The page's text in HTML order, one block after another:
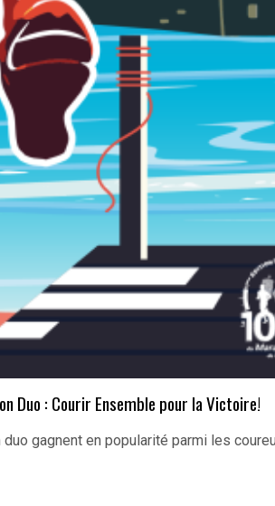
Duo : Courir Ensemble pour la Victoire!
duo gagnent en popularité parmi les